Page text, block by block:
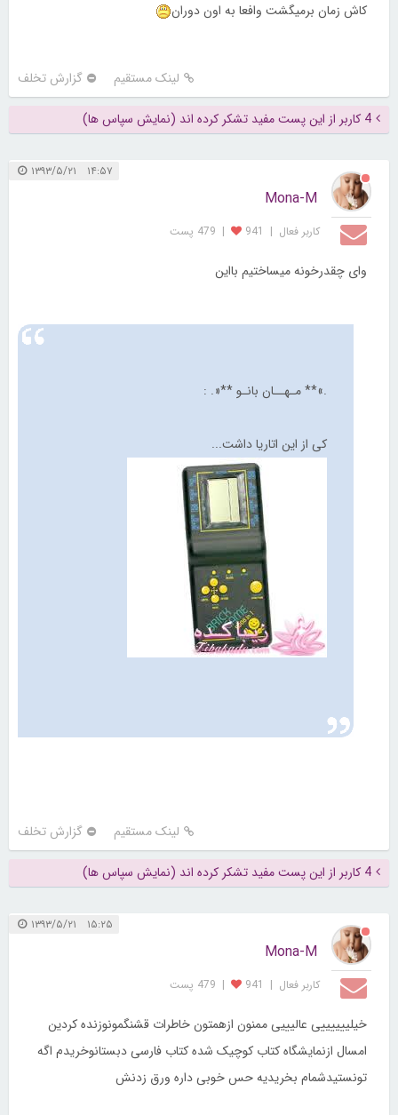
کاش زمان برمیگشت وافعا به اون دوران
لینک مستقیم گزارش تخلف
4 کاربر از این پست مفید تشکر کرده اند (نمایش سپاس ها)
۱۴:۵۷ ۱۳۹۳/۵/۲۱
Mona-M
کاربر فعال |
941
| 479 پست
وای چقدرخونه میساختیم بااین
.»** مـهــان بانـو **«. :
کی از این اتاریا داشت...
لینک مستقیم گزارش تخلف
4 کاربر از این پست مفید تشکر کرده اند (نمایش سپاس ها)
۱۵:۲۵ ۱۳۹۳/۵/۲۱
Mona-M
کاربر فعال |
941
| 479 پست
خیلییییییی عالیییی ممنون ازهمتون خاطرات قشنگمونوزنده کردین
امسال ازنمایشگاه کتاب کوچیک شده کتاب فارسی دبستانوخریدم اگه
تونستیدشمام بخریدیه حس خوبی داره ورق زدنش